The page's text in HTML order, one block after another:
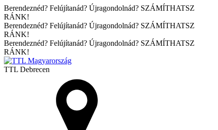
Berendeznéd? Felújítanád? Újragondolnád? SZÁMÍTHATSZ
RÁNK!
Berendeznéd? Felújítanád? Újragondolnád? SZÁMÍTHATSZ
RÁNK!
Berendeznéd? Felújítanád? Újragondolnád? SZÁMÍTHATSZ
RÁNK!
TTL Debrecen